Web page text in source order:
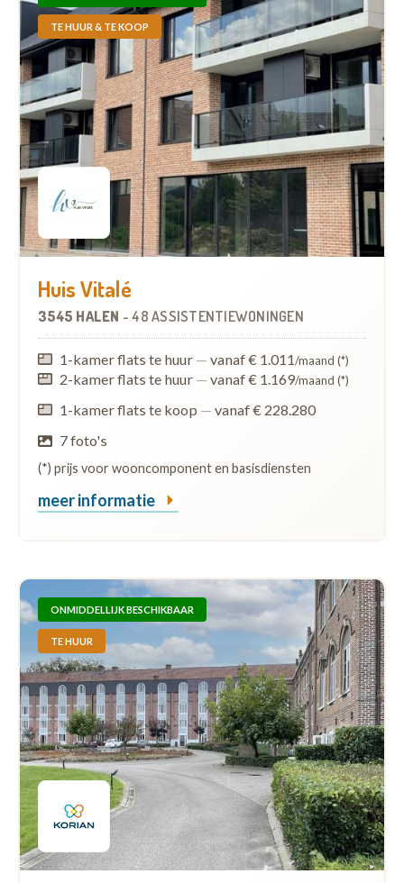
TE HUUR & TE KOOP
Huis Vitalé
3545 HALEN -48 ASSISTENTIEWONINGEN
1-kamer flats te huur — vanaf € 1.011/maand (*)
2-kamer flats te huur — vanaf € 1.169/maand (*)
1-kamer flats te koop — vanaf € 228.280
7 foto's
(*) prijs voor wooncomponent en basisdiensten
meer informatie
ONMIDDELLIJK BESCHIKBAAR
TE HUUR